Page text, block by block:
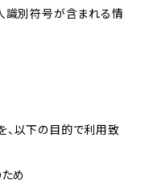
識別符号が含まれる情
、以下の目的で利用致
め